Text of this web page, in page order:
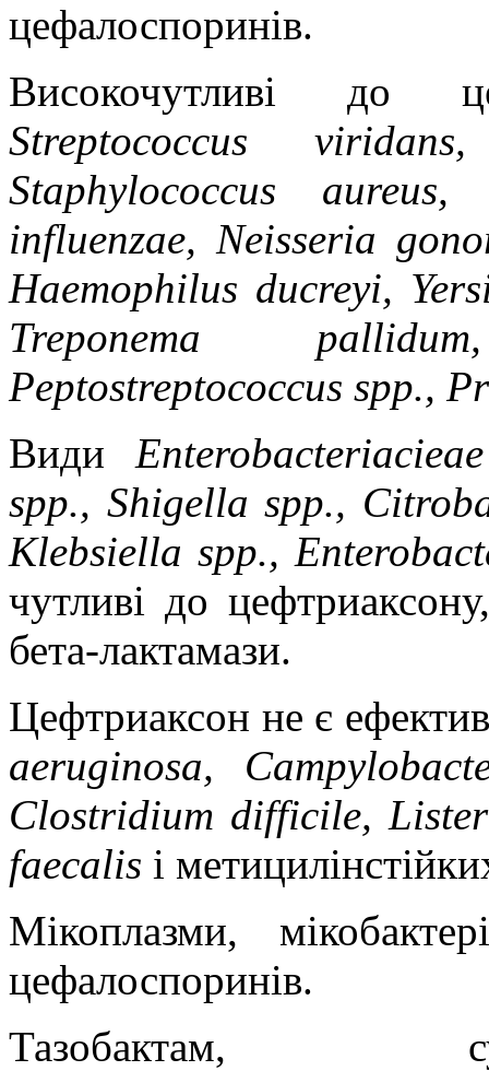
цефалоспоринів.
Високочутливі до
Streptococcus
vіrіdans
Staphylococcus
aureus
іnfluenzae, Neіsserіa
Haemophіlus ducreyі, Yers
Treponema
pallіdum
Peptostreptococcus spp.,
Види
spp., Shіgella spp.,
Klebsіella spp.,
чутливі до
бета-лактамази.
Цефтриаксон не є
aerugіnosa,
Clostrіdіum dіffіcіle,
faecalіs і
Мікоплазми,
цефалоспоринів.
Тазобактам,